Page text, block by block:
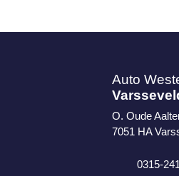
Auto
O. Oude
7051 HA
0315-